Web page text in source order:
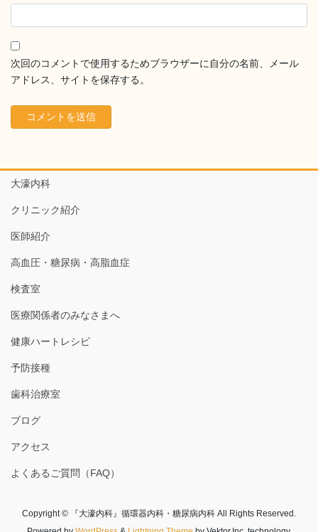
次回のコメントで使用するためブラウザーに自分の名前、メール
アドレス、サイトを保存する。
大濠内科
クリニック紹介
医師紹介
高血圧・糖尿病・高脂血症
検査室
医療関係者のみなさまへ
健康ハートレシピ
予防接種
歯科治療室
ブログ
アクセス
よくあるご質問（FAQ）
Copyright © 『大濠内科』循環器内科・糖尿病内科 All Rights Reserved.